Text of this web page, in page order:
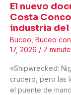
El nuevo
Costa
industria del
Buceo Buceo
17, 2026 / 7
«Shipwrecked:
crucero, pero las
el puente de